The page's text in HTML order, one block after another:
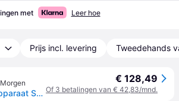
met Leer hoe
Prijs incl. levering Tweedehands
Morgen
Philips Scheerapparaat Series 5000 S5887/50
€ 128,49
Of 3 betalingen van € 42,83/mnd.